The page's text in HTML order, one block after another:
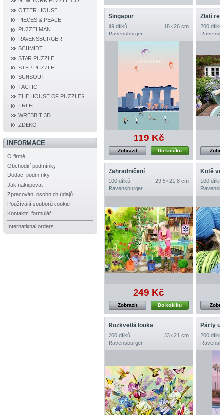
OTTER HOUSE
PIECES & PEACE
PUZZELMAN
RAVENSBURGER
SCHMIDT
STAR PUZZLE
STEP PUZZLE
SUNSOUT
TACTIC
THE HOUSE OF PUZZLES
TREFL
WREBBIT 3D
ZDEKO
INFORMACE
O firmě
Obchodní podmínky
Dodací podmínky
Jak nakupovat
Zpracování osobních údajů
Používání souborů cookie
Kontaktní formulář
International orders
Singapur
99 dílků
18 × 26 cm
Ravensburger
119 Kč
Do košíku
Zobrazit
Zlatí
200
Zahradničení
100 dílků
29,5 × 21,8 cm
Ravensburger
249 Kč
Do košíku
Zobrazit
Kotě
100
Rozkvetlá louka
200 dílků
33 × 21 cm
Ravensburger
Párty
200